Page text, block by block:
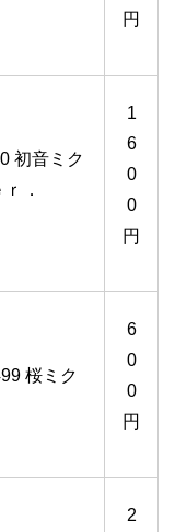
円
初音ミク
．
1
6
0
0
円
桜ミク
6
0
0
円
2